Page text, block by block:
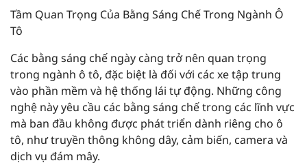
Tầm Quan Trọng Của Bằng Sáng Chế Trong Ngành Ô
Tô
Các bằng sáng chế ngày càng trở nên quan trọng
trong ngành ô tô, đặc biệt là đối với các xe tập trung
vào phần mềm và hệ thống lái tự động. Những công
nghệ này yêu cầu các bằng sáng chế trong các lĩnh vực
mà ban đầu không được phát triển dành riêng cho ô
tô, như truyền thông không dây, cảm biến, camera và
dịch vụ đám mây.